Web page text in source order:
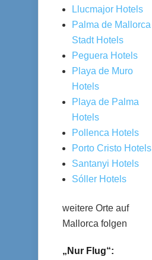
Llucmajor Hotels
Palma de Mallorca
Stadt Hotels
Peguera Hotels
Playa de Muro
Hotels
Playa de Palma
Hotels
Pollenca Hotels
Porto Cristo Hotels
Santanyi Hotels
Sóller Hotels
weitere Orte auf
Mallorca folgen
„Nur Flug“: